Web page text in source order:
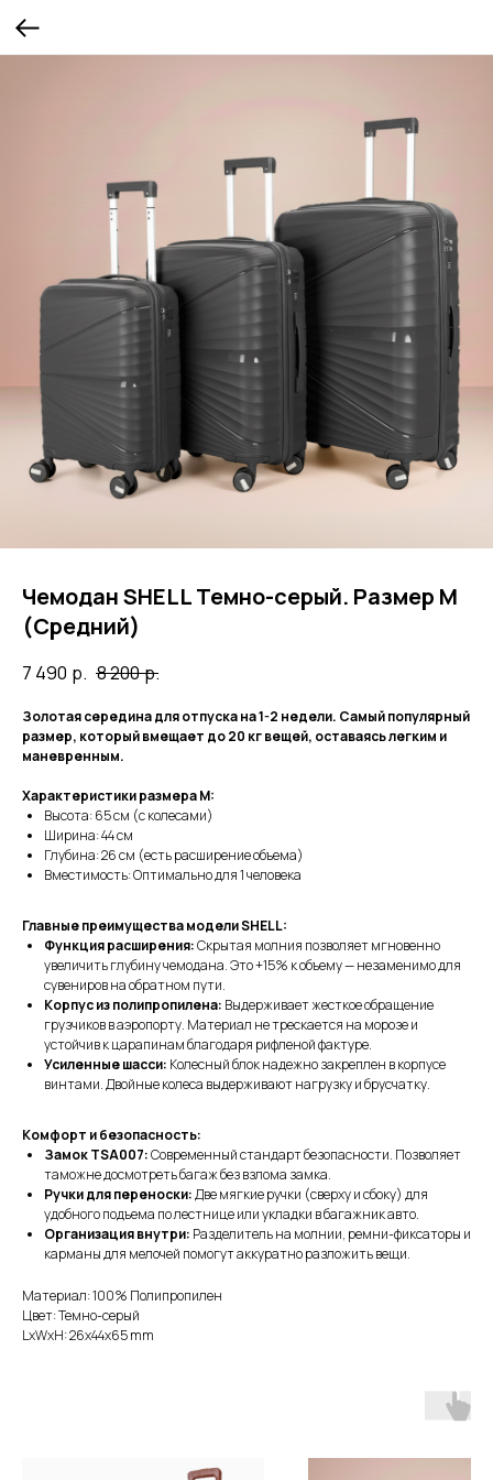
Чемодан SHELL Темно-серый. Размер M
(Средний)
7 490 р. 8 200р.
Золотая середина для отпуска на 1-2 недели. Самый популярный
размер, который вмещает до 20 кг вещей, оставаясь легким и
маневренным.
Характеристики размера M:
Высота: 65 см (с колесами)
Ширина: 44 см
Глубина: 26 см (есть расширение объема)
Вместимость: Оптимально для 1 человека
Главные преимущества модели SHELL:
Функция расширения:Скрытая молния позволяет мгновенно
увеличить глубину чемодана. Это +15% к объему — незаменимо для
сувениров на обратном пути.
Корпус из полипропилена: Выдерживает жесткое обращение
грузчиков в аэропорту. Материал не трескается на морозе и
устойчив к царапинам благодаря рифленой фактуре.
Усиленные шасси: Колесный блок надежно закреплен в корпусе
винтами. Двойные колеса выдерживают нагрузку и брусчатку.
Комфорт и безопасность:
Замок TSA007:Современный стандарт безопасности. Позволяет
таможне досмотреть багаж без взлома замка.
Ручки для переноски:Две мягкие ручки (сверху и сбоку) для
удобного подъема по лестнице или укладки в багажник авто.
Организация внутри: Разделитель на молнии, ремни-фиксаторы и
карманы для мелочей помогут аккуратно разложить вещи.
Материал: 100% Полипропилен
Цвет: Темно-серый
LxWxH: 26x44x65 mm